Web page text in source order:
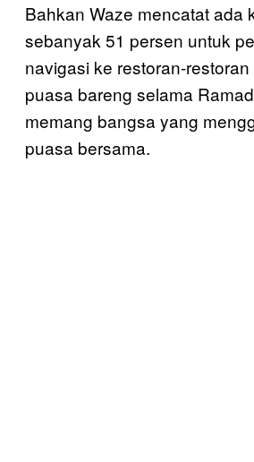
Bahkan Waze mencatat ada
sebanyak 51 persen untuk
navigasi ke restoran-
puasa bareng selama
memang bangsa yang
puasa bersama.